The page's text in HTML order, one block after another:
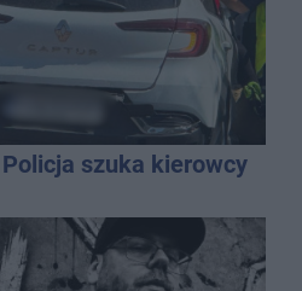
szuka kierowcy